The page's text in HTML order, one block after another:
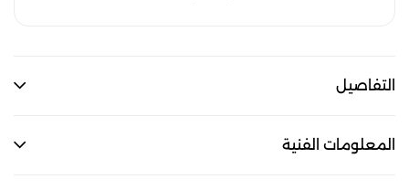
التفاصيل
المعلومات الفنية